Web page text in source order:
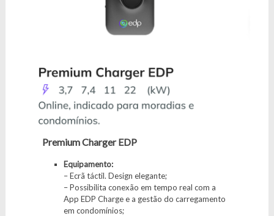
Premium Charger EDP
Equipamento:
– Ecrã táctil. Design elegante;
– Possibilita conexão em tempo real com a
App EDP Charge e a gestão do carregamento
em condomínios;